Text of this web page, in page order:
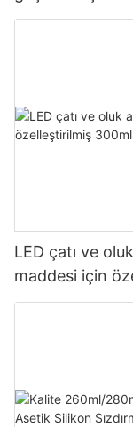
sızdırmazlık
LED çatı ve
maddesi için
şeffaflık dolgu